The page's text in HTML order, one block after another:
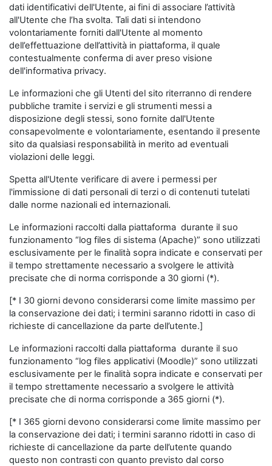
dati identificativi dell'Utente, ai fini di associare l’attività
all'Utente che l’ha svolta. Tali dati si intendono
volontariamente forniti dall'Utente al momento
dell’effettuazione dell’attività in piattaforma, il quale
contestualmente conferma di aver preso visione
dell'informativa privacy.
Le informazioni che gli Utenti del sito riterranno di rendere
pubbliche tramite i servizi e gli strumenti messi a
disposizione degli stessi, sono fornite dall'Utente
consapevolmente e volontariamente, esentando il presente
sito da qualsiasi responsabilità in merito ad eventuali
violazioni delle leggi.
Spetta all'Utente verificare di avere i permessi per
l'immissione di dati personali di terzi o di contenuti tutelati
dalle norme nazionali ed internazionali.
Le informazioni raccolti dalla piattaforma durante il suo
funzionamento “log files di sistema (Apache)” sono utilizzati
esclusivamente per le finalità sopra indicate e conservati per
il tempo strettamente necessario a svolgere le attività
precisate che di norma corrisponde a 30 giorni (*).
[* I 30 giorni devono considerarsi come limite massimo per
la conservazione dei dati; i termini saranno ridotti in caso di
richieste di cancellazione da parte dell’utente.]
Le informazioni raccolti dalla piattaforma durante il suo
funzionamento “log files applicativi (Moodle)” sono utilizzati
esclusivamente per le finalità sopra indicate e conservati per
il tempo strettamente necessario a svolgere le attività
precisate che di norma corrisponde a 365 giorni (*).
[* I 365 giorni devono considerarsi come limite massimo per
la conservazione dei dati; i termini saranno ridotti in caso di
richieste di cancellazione da parte dell’utente quando
questo non contrasti con quanto previsto dal corso